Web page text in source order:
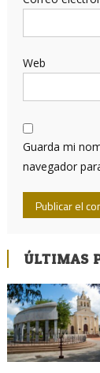
Web
Guarda mi
navegador
ÚLTIMAS